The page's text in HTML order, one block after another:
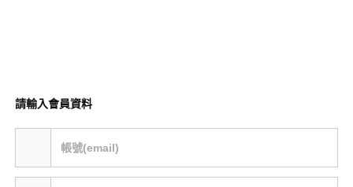
請輸入會員資料
帳號(email)